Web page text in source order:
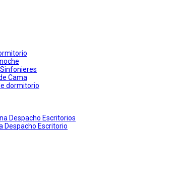
Cama
dormitorio
Despacho Escritorios
Despacho Escritorio